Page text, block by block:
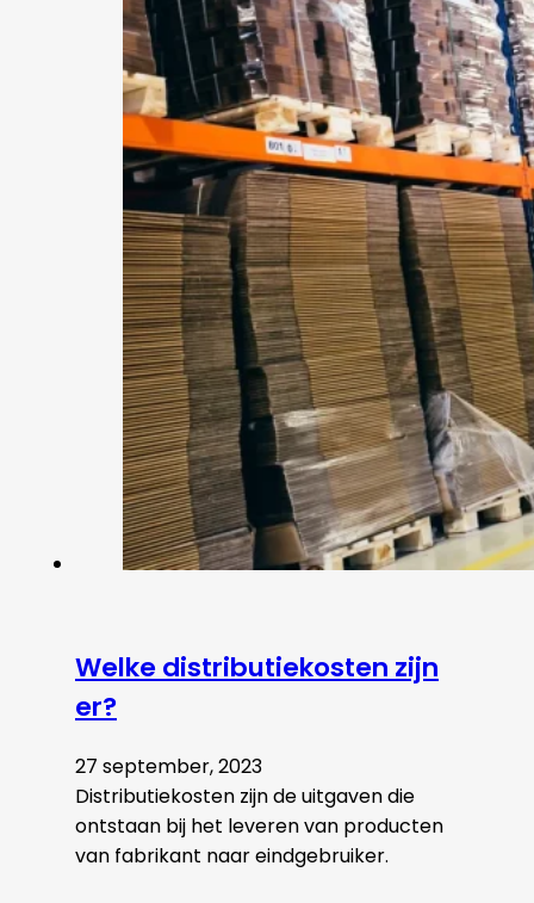
Welke distributiekosten zijn
er?
27 september, 2023
Distributiekosten zijn de uitgaven die
ontstaan bij het leveren van producten
van fabrikant naar eindgebruiker.